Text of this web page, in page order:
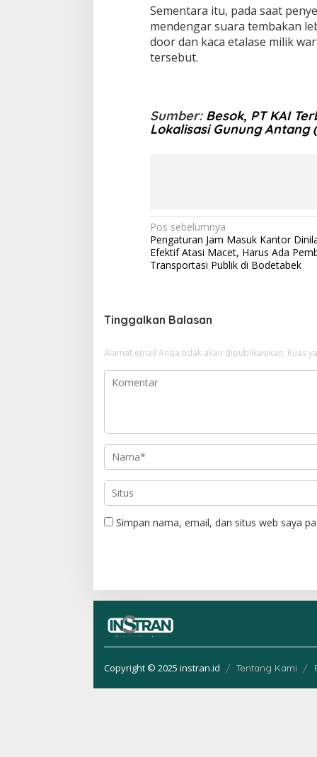
Sementara itu, pada saat
mendengar suara tembakan
door dan kaca etalase milik
tersebut.
Sumber: Besok, PT KAI
Lokalisasi Gunung Antang
N
a
v
a
s
i
p
s
Pos sebelumnya
Pengaturan Jam Masuk Kantor
Efektif Atasi Macet, Harus Ada
Transportasi Publik di Bodetabek
Tinggalkan Balasan
Alamat email Anda tidak akan dipublikasikan. Ruas
Simpan nama, email, dan situs web saya
Copyright © 2025 instran.id Tentang Kami